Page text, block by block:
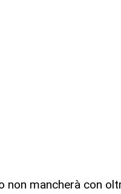
non mancherà con